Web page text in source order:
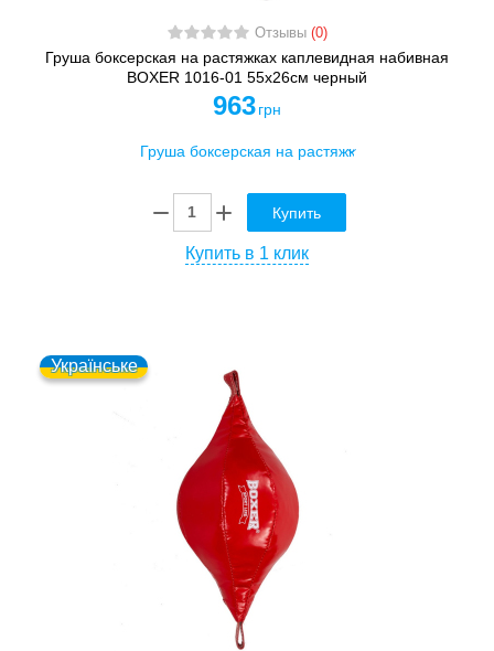
Отзывы (0)
Груша боксерская на растяжках каплевидная набивная
BOXER 1016-01 55х26см черный
963 грн
Купить
Купить в 1 клик
Українське